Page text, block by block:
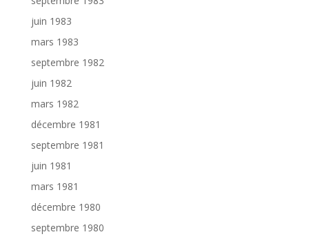
juin 1983
mars 1983
septembre 1982
juin 1982
mars 1982
décembre 1981
septembre 1981
juin 1981
mars 1981
décembre 1980
septembre 1980